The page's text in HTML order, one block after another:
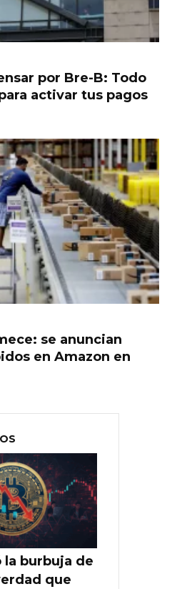
por Bre-B: Todo
activar tus pagos
se anuncian
en Amazon en
la burbuja de
que